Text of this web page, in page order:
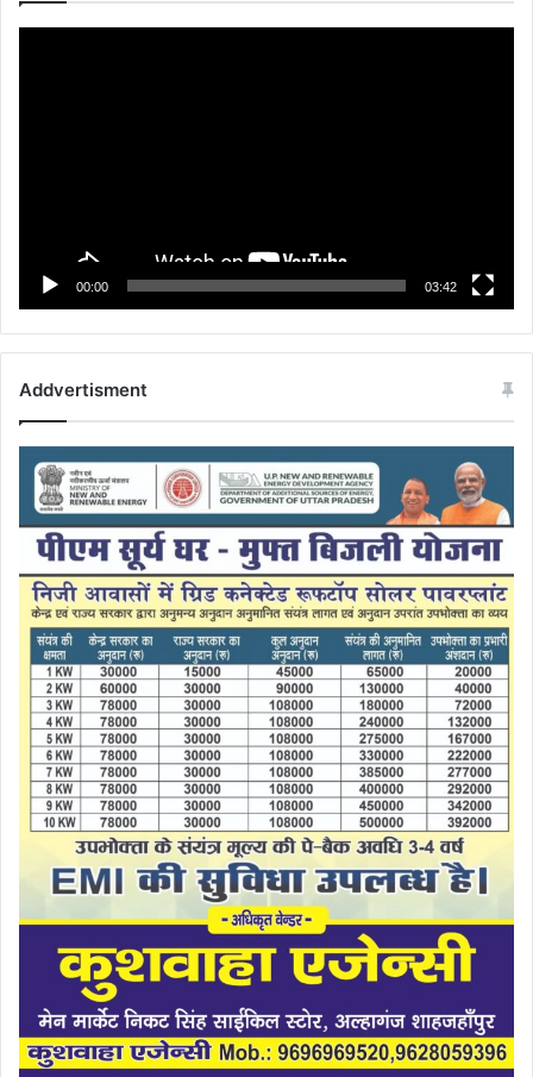
00:00 03:42
Addvertisment